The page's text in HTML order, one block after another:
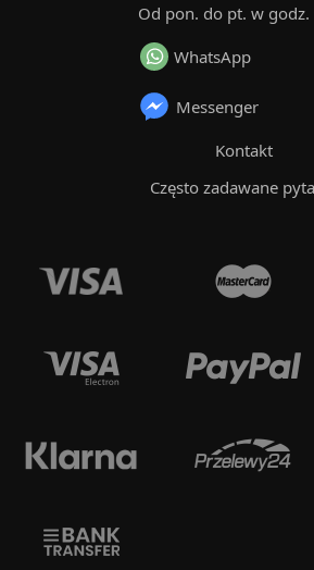
Od pon. do pt. w godz.
WhatsApp
Messenger
Kontakt
Często zadawane